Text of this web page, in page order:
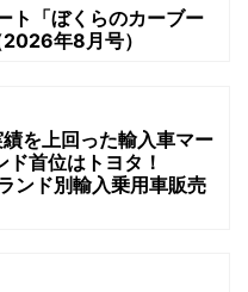
ト「ぼくらのカーブー
年8月号）
を上回った輸入車マー
首位はトヨタ！
ンド別輸入乗用車販売